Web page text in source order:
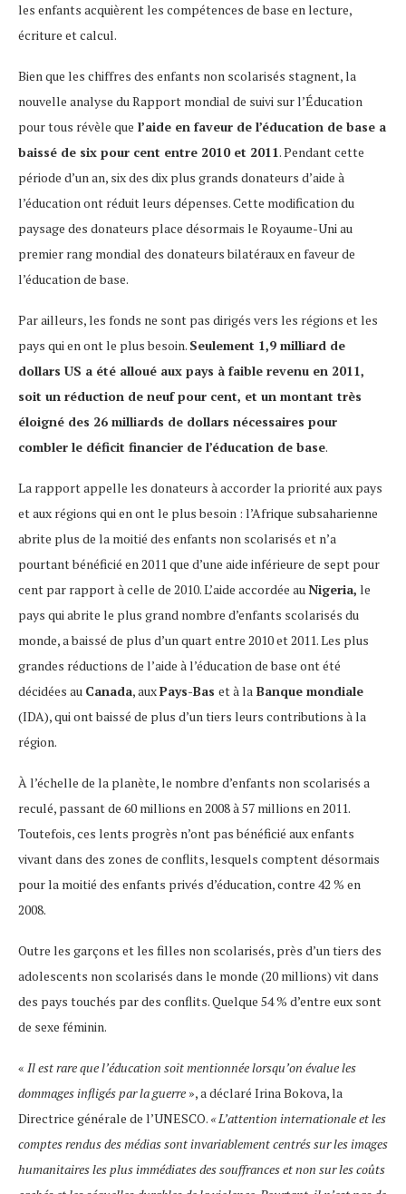
les enfants acquièrent les compétences de base en lecture,
écriture et calcul.
Bien que les chiffres des enfants non scolarisés stagnent, la
nouvelle analyse du Rapport mondial de suivi sur l’Éducation
pour tous révèle que l’aide en faveur de l’éducation de base a
baissé de six pour cent entre 2010 et 2011. Pendant cette
période d’un an, six des dix plus grands donateurs d’aide à
l’éducation ont réduit leurs dépenses. Cette modification du
paysage des donateurs place désormais le Royaume-Uni au
premier rang mondial des donateurs bilatéraux en faveur de
l’éducation de base.
Par ailleurs, les fonds ne sont pas dirigés vers les régions et les
pays qui en ont le plus besoin. Seulement 1,9 milliard de
dollars US a été alloué aux pays à faible revenu en 2011,
soit un réduction de neuf pour cent, et un montant très
éloigné des 26 milliards de dollars nécessaires pour
combler le déficit financier de l’éducation de base.
La rapport appelle les donateurs à accorder la priorité aux pays
et aux régions qui en ont le plus besoin : l’Afrique subsaharienne
abrite plus de la moitié des enfants non scolarisés et n’a
pourtant bénéficié en 2011 que d’une aide inférieure de sept pour
cent par rapport à celle de 2010. L’aide accordée auNigeria, le
pays qui abrite le plus grand nombre d’enfants scolarisés du
monde, a baissé de plus d’un quart entre 2010 et 2011. Les plus
grandes réductions de l’aide à l’éducation de base ont été
décidées au Canada, auxPays-Bas et à la Banque mondiale
(IDA), qui ont baissé de plus d’un tiers leurs contributions à la
région.
À l’échelle de la planète, le nombre d’enfants non scolarisés a
reculé, passant de 60 millions en 2008 à 57 millions en 2011.
Toutefois, ces lents progrès n’ont pas bénéficié aux enfants
vivant dans des zones de conflits, lesquels comptent désormais
pour la moitié des enfants privés d’éducation, contre 42 % en
2008.
Outre les garçons et les filles non scolarisés, près d’un tiers des
adolescents non scolarisés dans le monde (20 millions) vit dans
des pays touchés par des conflits. Quelque 54 % d’entre eux sont
de sexe féminin.
« Il est rare que l’éducation soit mentionnée lorsqu’on évalue les
dommages infligés par la guerre », a déclaré Irina Bokova, la
Directrice générale de l’UNESCO.« L’attention internationale et les
comptes rendus des médias sont invariablement centrés sur les images
humanitaires les plus immédiates des souffrances et non sur les coûts